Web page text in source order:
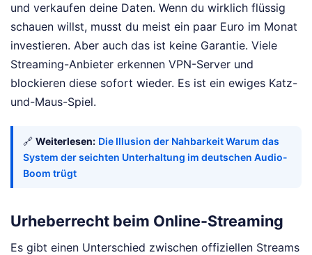
und verkaufen deine Daten. Wenn du wirklich flüssig
schauen willst, musst du meist ein paar Euro im Monat
investieren. Aber auch das ist keine Garantie. Viele
Streaming-Anbieter erkennen VPN-Server und
blockieren diese sofort wieder. Es ist ein ewiges Katz-
und-Maus-Spiel.
🔗 Weiterlesen: Die Illusion der Nahbarkeit Warum das
System der seichten Unterhaltung im deutschen Audio-
Boom trügt
Urheberrecht beim Online-Streaming
Es gibt einen Unterschied zwischen offiziellen Streams